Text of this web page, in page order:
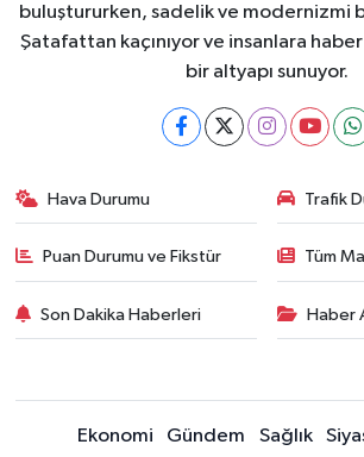
buluştururken, sadelik ve modernizmi
Şatafattan kaçınıyor ve insanlara
bir altyapı sunuyor.
Hava Durumu Trafik
Puan Durumu ve Fikstür Tüm
Son Dakika Haberleri Haber
Ekonomi Gündem Sağlık